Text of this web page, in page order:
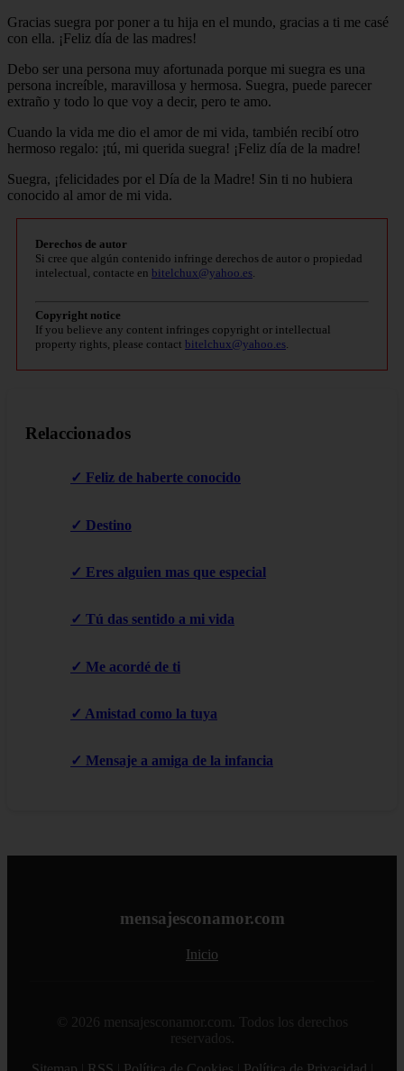
Gracias suegra por poner a tu hija en el mundo, gracias a ti me casé
con ella. ¡Feliz día de las madres!
Debo ser una persona muy afortunada porque mi suegra es una
persona increíble, maravillosa y hermosa. Suegra, puede parecer
extraño y todo lo que voy a decir, pero te amo.
Cuando la vida me dio el amor de mi vida, también recibí otro
hermoso regalo: ¡tú, mi querida suegra! ¡Feliz día de la madre!
Suegra, ¡felicidades por el Día de la Madre! Sin ti no hubiera
conocido al amor de mi vida.
Derechos de autor
Si cree que algún contenido infringe derechos de autor o propiedad
intelectual, contacte en bitelchux@yahoo.es.
Copyright notice
If you believe any content infringes copyright or intellectual
property rights, please contact bitelchux@yahoo.es.
Relaccionados
✓ Feliz de haberte conocido
✓ Destino
✓ Eres alguien mas que especial
✓ Tú das sentido a mi vida
✓ Me acordé de ti
✓ Amistad como la tuya
✓ Mensaje a amiga de la infancia
mensajesconamor.com
Inicio
© 2026 mensajesconamor.com. Todos los derechos
reservados.